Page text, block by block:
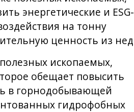
энергетические и ESG-
на тонну
ценность из
ископаемых,
обещает повысить
в горнодобывающей
гидрофобных